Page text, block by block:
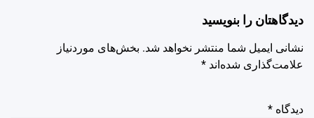
دیدگاهتان را بنویسید
نشانی ایمیل شما منتشر نخواهد شد. بخش‌های موردنیاز
علامت‌گذاری شده‌اند *
دیدگاه *